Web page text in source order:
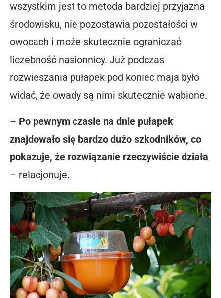
wszystkim jest to metoda bardziej przyjazna
środowisku, nie pozostawia pozostałości w
owocach i może skutecznie ograniczać
liczebność nasionnicy. Już podczas
rozwieszania pułapek pod koniec maja było
widać, że owady są nimi skutecznie wabione.
– Po pewnym czasie na dnie pułapek
znajdowało się bardzo dużo szkodników, co
pokazuje, że rozwiązanie rzeczywiście działa
– relacjonuje.